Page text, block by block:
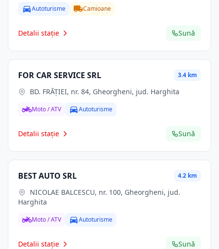
Autoturisme Camioane
Detalii stație Sună
FOR CAR SERVICE SRL 3.4 km
BD. FRĂŢIEI, nr. 84, Gheorgheni, jud. Harghita
Moto / ATV Autoturisme
Detalii stație Sună
BEST AUTO SRL 4.2 km
Harghita
Moto / ATV Autoturisme
Detalii stație Sună